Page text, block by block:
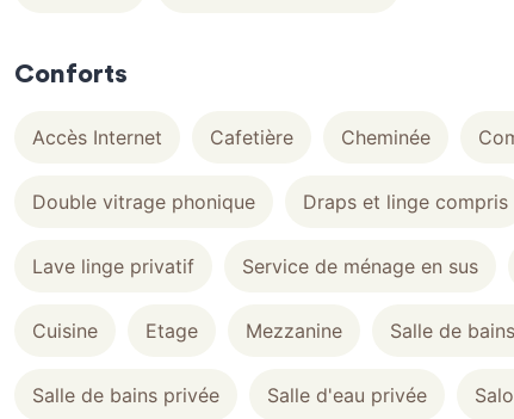
Conforts
Accès Internet Cafetière Cheminée
Double vitrage phonique Draps et linge compris
Lave linge privatif Service de ménage en sus
Cuisine Etage Mezzanine Salle de
Salle de bains privée Salle d'eau privée